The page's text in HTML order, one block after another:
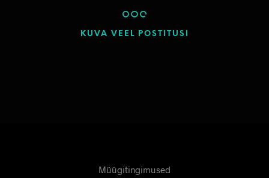
KUVA VEEL POSTITUSI
Müügitingimused